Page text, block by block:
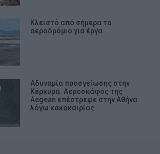
Κλειστό από σήμερα το
αεροδρόμιο για έργα
Αδυναμία προσγείωσης στην
Κέρκυρα: Αεροσκάφος της
Aegean επέστρεψε στην Αθήνα
λόγω κακοκαιρίας